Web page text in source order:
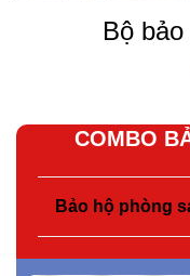
Bộ
COMBO
Bảo hộ phòng